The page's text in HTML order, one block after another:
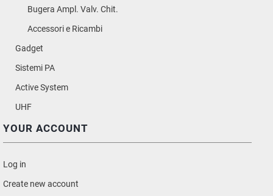
Bugera Ampl. Valv. Chit.
Accessori e Ricambi
Gadget
Sistemi PA
Active System
UHF
YOUR ACCOUNT
Log in
Create new account